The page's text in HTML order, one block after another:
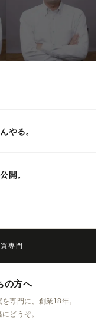
やる。
開。
専門
の方へ
専門に、創業18年。
どうぞ。